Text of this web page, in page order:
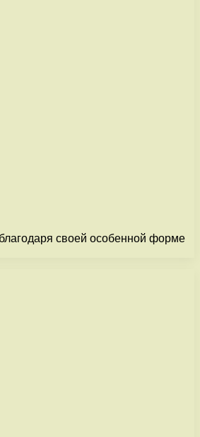
своей особенной форме